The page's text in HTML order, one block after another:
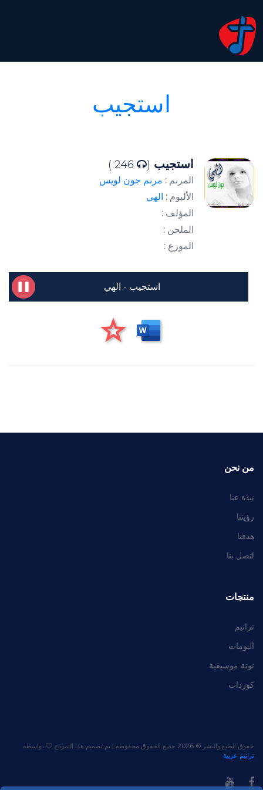
استجيب
استجيب (
المرنم : مرنم جون لويس
الألبوم : الهي
المؤلف :
الملحن :
الموزع :
استجيب - الهي
من نحن
نبذة عنا
رؤيتنا
هدفنا
اتصل بنا
منتجات
ترانيم
ألبومات
نوتة موسيقية
كوردات
حقوق الطبع والنشر © 2026 جميع الحقوق محفوظة | تم تصميم هذا النموذج
بواسطة
ترانيم عربية